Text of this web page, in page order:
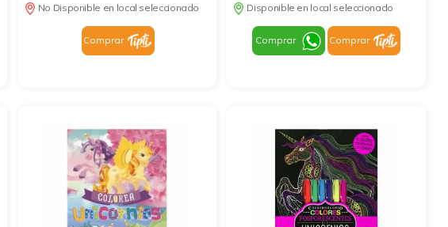
No Disponible en local seleccionado
Comprar
Disponible en local seleccionado
Comprar Comprar